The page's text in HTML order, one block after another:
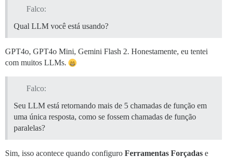
Falco:
Qual LLM você está usando?
GPT4o, GPT4o Mini, Gemini Flash 2. Honestamente, eu tentei
com muitos LLMs.
Falco:
Seu LLM está retornando mais de 5 chamadas de função em
uma única resposta, como se fossem chamadas de função
paralelas?
Sim, isso acontece quando configuro Ferramentas Forçadas e